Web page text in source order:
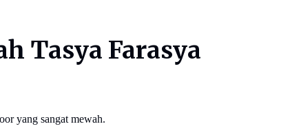
Tasya Farasya
yang sangat mewah.